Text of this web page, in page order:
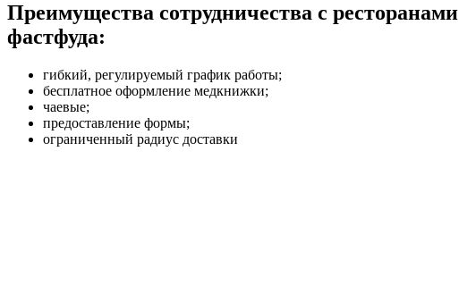
Преимущества сотрудничества с ресторанами
фастфуда:
гибкий, регулируемый график работы;
бесплатное оформление медкнижки;
чаевые;
предоставление формы;
ограниченный радиус доставки